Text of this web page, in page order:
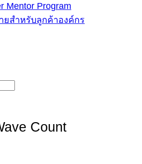
Mentor Program
ยสำหรับลูกค้าองค์กร
Count